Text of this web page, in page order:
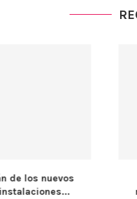
los nuevos
El